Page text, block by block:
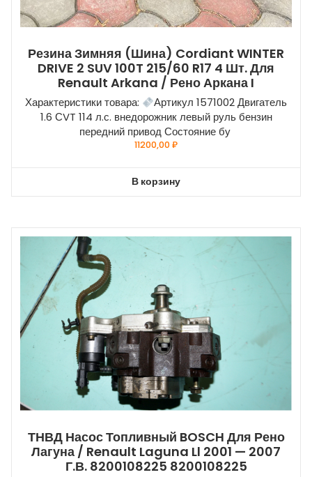
Резина Зимняя (шина) Cordiant WINTER
DRIVE 2 SUV 100T 215/60 R17 4 Шт. Для
Renault Arkana / Рено Аркана I
Характеристики товара:
Артикул 1571002 Двигатель
1.6 СVT 114 л.с. внедорожник левый руль бензин
передний привод Состояние бу
11200,00₽
В корзину
ТНВД Насос Топливный BOSCH Для Рено
Лагуна / Renault Laguna Ll 2001 — 2007
Г.в. 8200108225 8200108225